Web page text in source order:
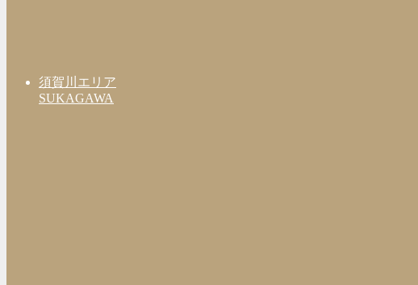
須賀川エリア
SUKAGAWA